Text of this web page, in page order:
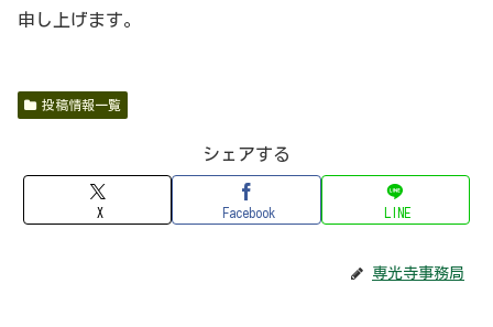
申し上げます。
投稿情報一覧
シェアする
X Facebook LINE
専光寺事務局